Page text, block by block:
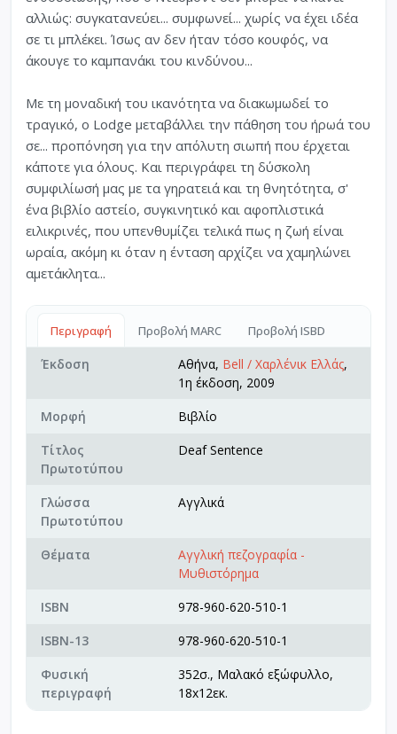
αλλιώς: συγκατανεύει... συμφωνεί... χωρίς να έχει ιδέα
σε τι μπλέκει. Ίσως αν δεν ήταν τόσο κουφός, να
άκουγε το καμπανάκι του κινδύνου...
Με τη μοναδική του ικανότητα να διακωμωδεί το
τραγικό, ο Lodge μεταβάλλει την πάθηση του ήρωά του
σε... προπόνηση για την απόλυτη σιωπή που έρχεται
κάποτε για όλους. Και περιγράφει τη δύσκολη
συμφιλίωσή μας με τα γηρατειά και τη θνητότητα, σ'
ένα βιβλίο αστείο, συγκινητικό και αφοπλιστικά
ειλικρινές, που υπενθυμίζει τελικά πως η ζωή είναι
ωραία, ακόμη κι όταν η ένταση αρχίζει να χαμηλώνει
αμετάκλητα...
Περιγραφή Προβολή MARC Προβολή ISBD
Έκδοση Αθήνα, Bell / Χαρλένικ Ελλάς,
1η έκδοση, 2009
Μορφή
Βιβλίο
Τίτλος
Πρωτοτύπου
Deaf Sentence
Γλώσσα
Πρωτοτύπου
Αγγλικά
Θέματα
Αγγλική πεζογραφία -
Μυθιστόρημα
ISBN
978-960-620-510-1
ISBN-13
978-960-620-510-1
Φυσική
περιγραφή
352σ., Μαλακό εξώφυλλο,
18x12εκ.